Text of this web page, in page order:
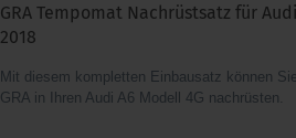
GRA Tempomat Nachrüstsatz für
2018
Mit diesem kompletten Einbausatz können
GRA in Ihren Audi A6 Modell 4G nachrüsten.